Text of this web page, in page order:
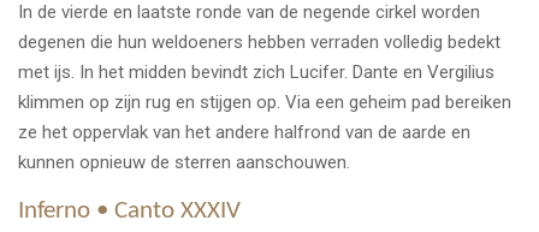
In de vierde en laatste ronde van de negende cirkel worden
degenen die hun weldoeners hebben verraden volledig bedekt
met ijs. In het midden bevindt zich Lucifer. Dante en Vergilius
klimmen op zijn rug en stijgen op. Via een geheim pad bereiken
ze het oppervlak van het andere halfrond van de aarde en
kunnen opnieuw de sterren aanschouwen.
Inferno • Canto XXXIV